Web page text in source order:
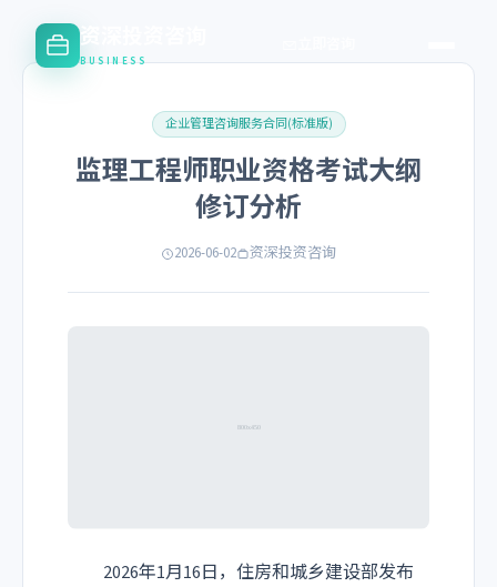
资深投资咨询
BUSINESS
企业管理咨询服务合同(标准版)
监理工程师职业资格考试大纲
修订分析
2026-06-02 资深投资咨询
2026年1月16日，住房和城乡建设部发布